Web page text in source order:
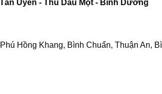
Uyên - Thủ Dầu Một - Bình Dương
Hồng Khang, Bình Chuẩn, Thuận An,